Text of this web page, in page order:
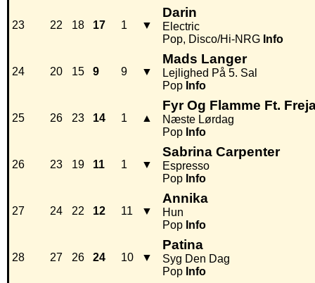
23 22 18 17 1 ▼
Darin
Electric
Pop, Disco/Hi-NRG Info
24 20 15 9 9 ▼
Mads Langer
Lejlighed På 5. Sal
Pop Info
25 26 23 14 1 ▲
Fyr Og Flamme Ft.
Næste Lørdag
Pop Info
26 23 19 11 1 ▼
Sabrina Carpenter
Espresso
Pop Info
27 24 22 12 11 ▼
Annika
Hun
Pop Info
28 27 26 24 10 ▼
Patina
Syg Den Dag
Pop Info